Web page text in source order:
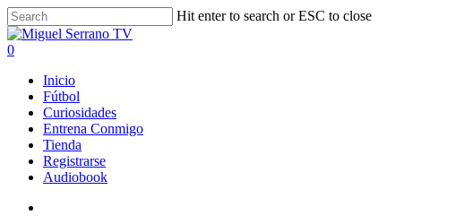
Skip
to
main
Hit enter to search or ESC to close
Close
Search
search
account
0
Inicio
Fútbol
Curiosidades
Entrena Conmigo
Tienda
Registrarse
Audiobook